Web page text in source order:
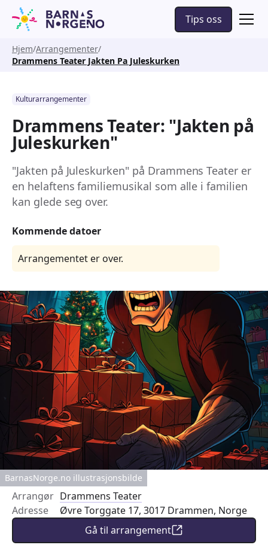
Tips oss
Hjem Arrangementer
Drammens Teater Jakten Pa Juleskurken
Kulturarrangementer
Drammens Teater: "Jakten på
Juleskurken"
"Jakten på Juleskurken" på Drammens Teater er
en helaftens familiemusikal som alle i familien
kan glede seg over.
Kommende datoer
Arrangementet er over.
BarnasNorge.no illustrasjonsbilde
Arrangør Drammens Teater
Adresse
Øvre Torggate 17, 3017 Drammen, Norge
Gå til arrangement